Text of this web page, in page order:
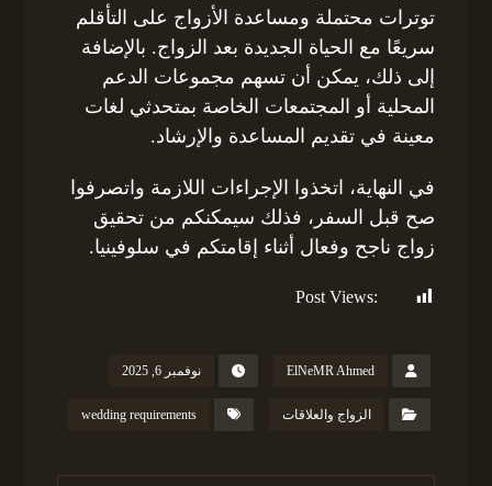
توترات محتملة ومساعدة الأزواج على التأقلم
سريعًا مع الحياة الجديدة بعد الزواج. بالإضافة
إلى ذلك، يمكن أن تسهم مجموعات الدعم
المحلية أو المجتمعات الخاصة بمتحدثي لغات
معينة في تقديم المساعدة والإرشاد.
في النهاية، اتخذوا الإجراءات اللازمة واتصرفوا
صح قبل السفر، فذلك سيمكنكم من تحقيق
زواج ناجح وفعال أثناء إقامتكم في سلوفينيا.
Post Views:
ElNeMR Ahmed نوفمبر 6, 2025
الزواج والعلاقات wedding requirements